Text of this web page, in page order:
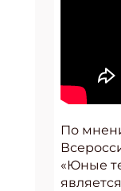
По
«Юные